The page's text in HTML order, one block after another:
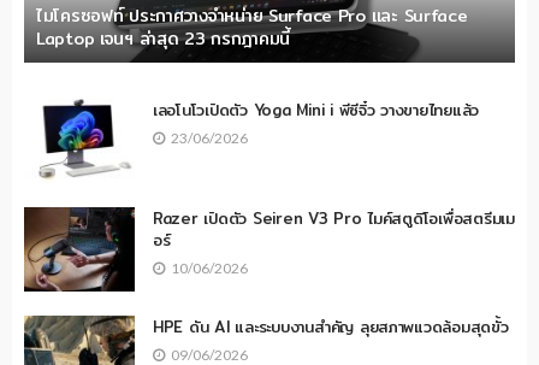
ไมโครซอฟท์ ประกาศวางจำหน่าย Surface Pro และ Surface
Laptop เจนฯ ล่าสุด 23 กรกฎาคมนี้
เลอโนโวเปิดตัว Yoga Mini i พีซีจิ๋ว วางขายไทยแล้ว
23/06/2026
Razer เปิดตัว Seiren V3 Pro ไมค์สตูดิโอเพื่อสตรีมเม
อร์
10/06/2026
HPE ดัน AI และระบบงานสำคัญ ลุยสภาพแวดล้อมสุดขั้ว
09/06/2026